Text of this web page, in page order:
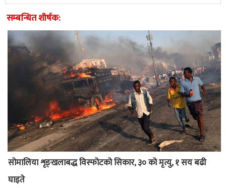
सम्बन्धित शीर्षक:
सोमालिया शृङ्खलाबद्ध विस्फोटको सिकार, ३० को मृत्यु, १ सय बढी
घाइते